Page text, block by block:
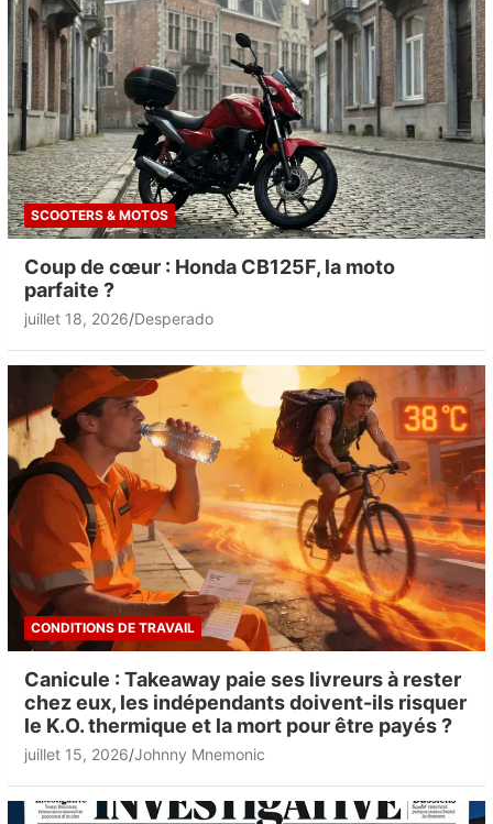
SCOOTERS & MOTOS
Coup de cœur : Honda CB125F, la moto
parfaite ?
juillet 18, 2026 Desperado
CONDITIONS DE TRAVAIL
Canicule : Takeaway paie ses livreurs à rester
chez eux, les indépendants doivent-ils risquer
le K.O. thermique et la mort pour être payés ?
juillet 15, 2026 Johnny Mnemonic